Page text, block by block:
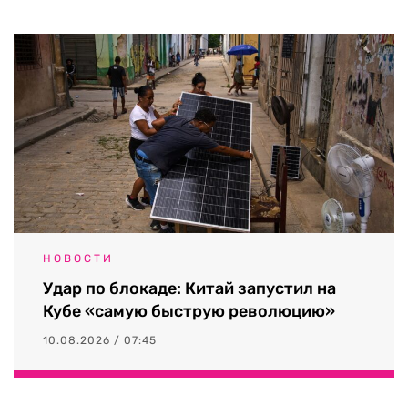
НОВОСТИ
Удар по блокаде: Китай запустил на
Кубе «самую быструю революцию»
10.08.2026 / 07:45